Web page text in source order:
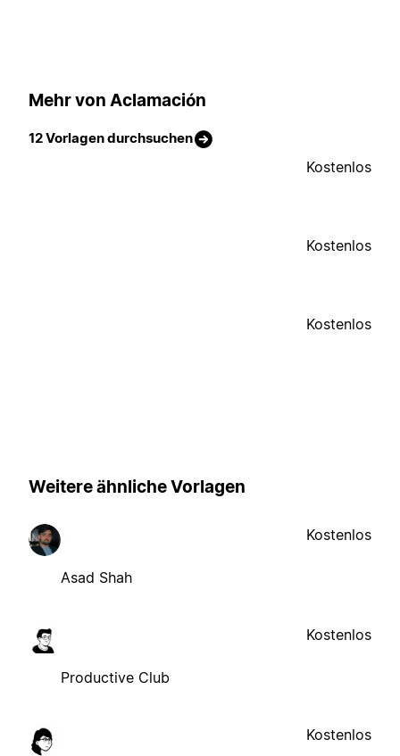
Mehr von Aclamación
12 Vorlagen durchsuchen
Kostenlos
Kostenlos
Kostenlos
Weitere ähnliche Vorlagen
Asad Shah
Kostenlos
Productive Club
Kostenlos
Kostenlos